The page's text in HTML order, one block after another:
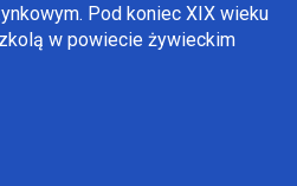
Pod koniec XIX wieku
w powiecie żywieckim